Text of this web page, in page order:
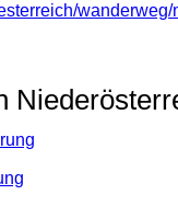
wanderweg/